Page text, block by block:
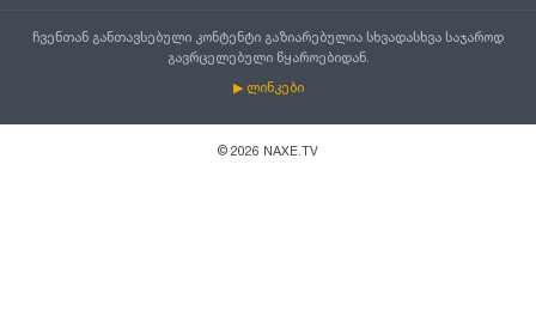
ჩვენთან განთავსებული კონტენტი გაზიარებულია სხვადასხვა საჯაროდ
გავრცელებული წყაროებიდან.
▶ ლინკები
© 2026 NAXE.TV